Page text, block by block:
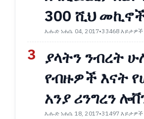
300 ሺህ
እሑድ ነሐሴ 04, 2017•33468 እይታዎች
3 ያላትን ንብረት
የብዙዎች እናት
አንያ ሪንግረን
እሑድ ነሐሴ 18, 2017•31497 እይታዎች